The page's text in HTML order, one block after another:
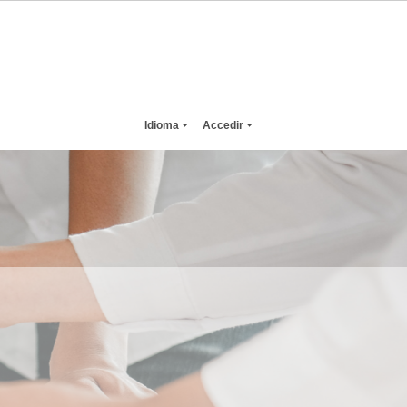
Idioma Accedir